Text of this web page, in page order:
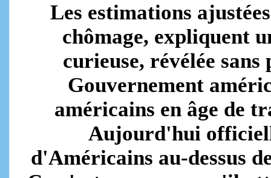
Les estimations
chômage, expliquent
curieuse, révélée
Gouvernement
américains en âge de
Aujourd'hui
d'Américains au-dessus